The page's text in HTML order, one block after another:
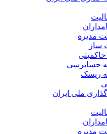
مدیره
ساز
حسابرسی
ریسک
ملی ایران
مدیره